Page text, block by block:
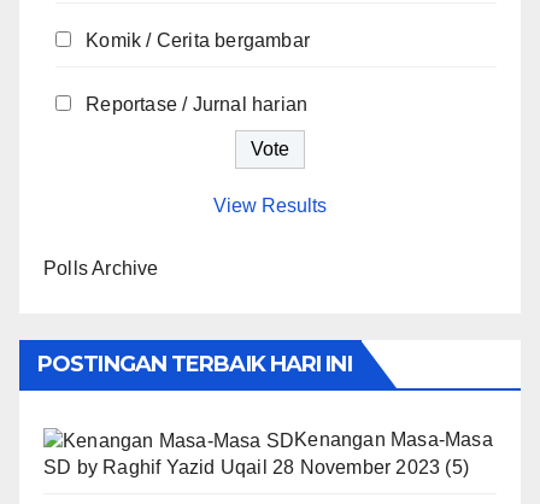
Komik / Cerita bergambar
Reportase / Jurnal harian
View Results
Polls Archive
POSTINGAN TERBAIK HARI INI
Kenangan Masa-Masa
SD by Raghif Yazid Uqail 28 November 2023 (5)